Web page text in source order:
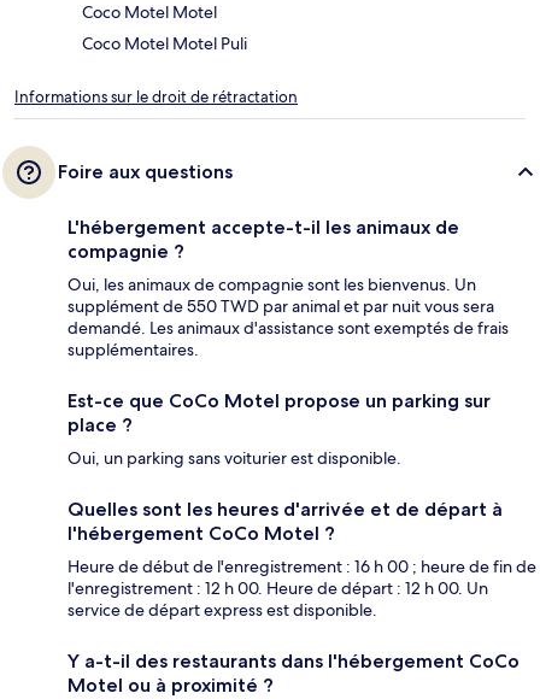
Coco Motel Motel
Coco Motel Motel Puli
Informations sur le droit de rétractation
Foire aux questions
L'hébergement accepte-t-il les animaux de
compagnie ?
Oui, les animaux de compagnie sont les bienvenus. Un
supplément de 550 TWD par animal et par nuit vous sera
demandé. Les animaux d'assistance sont exemptés de frais
supplémentaires.
Est-ce que CoCo Motel propose un parking sur
place ?
Oui, un parking sans voiturier est disponible.
Quelles sont les heures d'arrivée et de départ à
l'hébergement CoCo Motel ?
Heure de début de l'enregistrement : 16 h 00 ; heure de fin de
l'enregistrement : 12 h 00. Heure de départ : 12 h 00. Un
service de départ express est disponible.
Y a-t-il des restaurants dans l'hébergement CoCo
Motel ou à proximité ?